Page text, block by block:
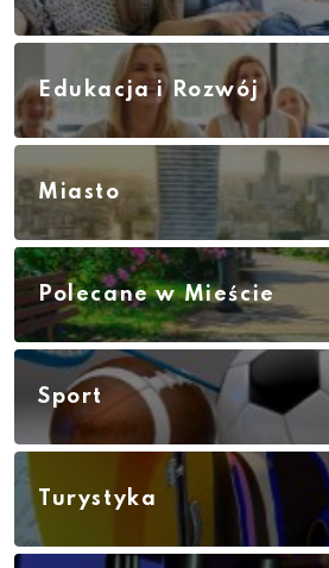
Edukacja i Rozwój
Miasto
Polecane w Mieście
Sport
Turystyka